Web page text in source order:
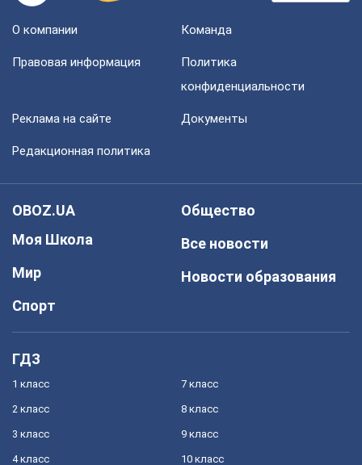
О компании Команда
Правовая информация
Политика
конфиденциальности
Реклама на сайте Документы
Редакционная политика
OBOZ.UA
Моя Школа
Мир
Спорт
Общество
Все новости
Новости образования
ГДЗ
1 класс
2 класс
3 класс
4 класс
7 класс
8 класс
9 класс
10 класс